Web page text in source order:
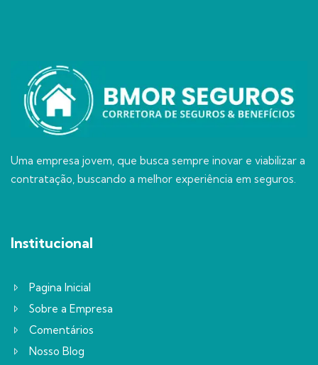
Uma empresa jovem, que busca sempre inovar e viabilizar a
contratação, buscando a melhor experiência em seguros.
Institucional
Pagina Inicial
Sobre a Empresa
Comentários
Nosso Blog